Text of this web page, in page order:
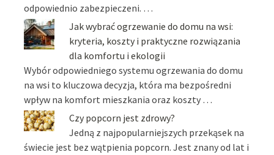
odpowiednio zabezpieczeni. …
Jak wybrać ogrzewanie do domu na wsi:
kryteria, koszty i praktyczne rozwiązania
dla komfortu i ekologii
Wybór odpowiedniego systemu ogrzewania do domu
na wsi to kluczowa decyzja, która ma bezpośredni
wpływ na komfort mieszkania oraz koszty …
Czy popcorn jest zdrowy?
Jedną z najpopularniejszych przekąsek na
świecie jest bez wątpienia popcorn. Jest znany od lat i